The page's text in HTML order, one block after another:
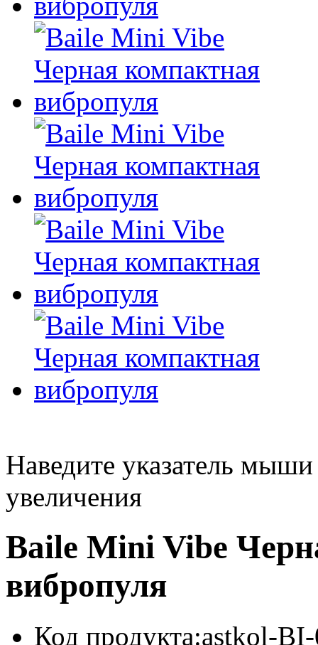
Наведите указатель
увеличения
Baile Mini Vibe
вибропуля
Код продукта:astkol-